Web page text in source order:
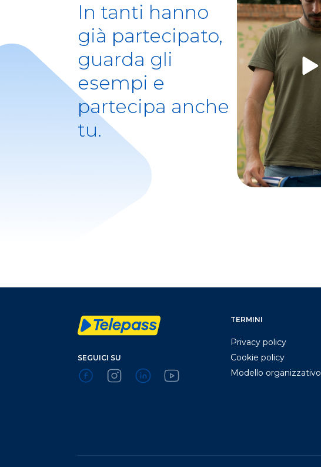
In tanti hanno
già partecipato,
guarda gli
esempi e
partecipa anche
tu.
SEGUICI SU
TERMINI
Privacy policy
Cookie policy
Modello organizzativo